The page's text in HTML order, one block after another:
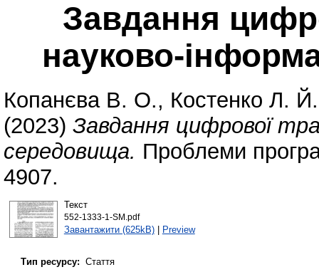
Завдання
науково-
Копанєва В. О., Костенко Л. Й.
(2023) Завдання цифрової
середовища. Проблеми
4907.
Текст
552-1333-1-SM.pdf
Завантажити (625kB)| Preview
Тип ресурсу: Стаття